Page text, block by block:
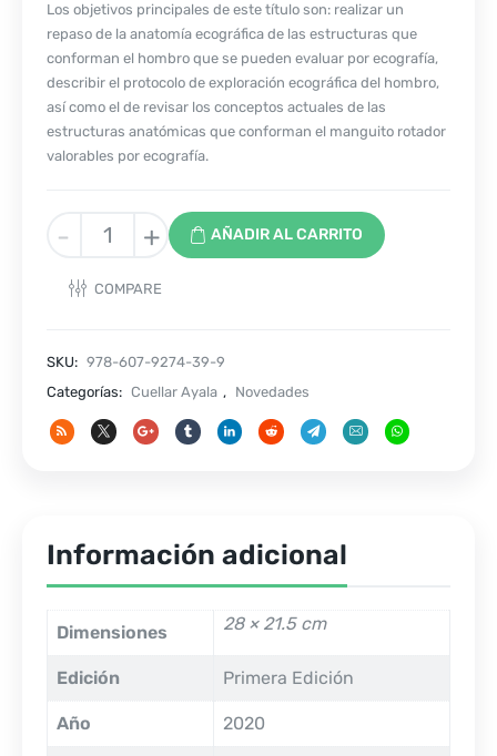
Los objetivos principales de este título son: realizar un
repaso de la anatomía ecográfica de las estructuras que
conforman el hombro que se pueden evaluar por ecografía,
describir el protocolo de exploración ecográfica del hombro,
así como el de revisar los conceptos actuales de las
estructuras anatómicas que conforman el manguito rotador
valorables por ecografía.
-
GUÍA
PRÁCTICA
ECOGRAFÍA
DE
cantidad
+ AÑADIR AL CARRITO
COMPARE
SKU: 978-607-9274-39-9
Categorías: Cuellar Ayala , Novedades
Información adicional
Dimensiones 28 × 21.5 cm
Edición Primera Edición
Año 2020